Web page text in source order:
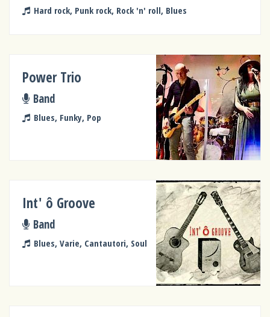
Hard rock, Punk rock, Rock 'n' roll, Blues
Power Trio
Band
Blues, Funky, Pop
Int' ô Groove
Band
Blues, Varie, Cantautori, Soul